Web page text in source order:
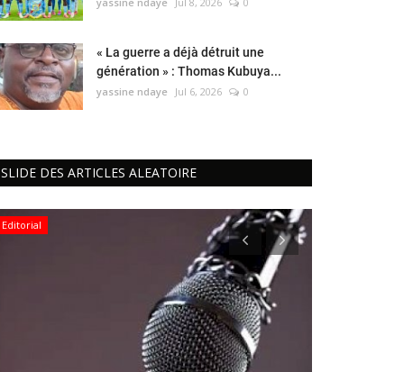
« La guerre a déjà détruit une
génération » : Thomas Kubuya...
yassine ndaye Jul 6, 2026 0
SLIDE DES ARTICLES ALEATOIRE
Editorial